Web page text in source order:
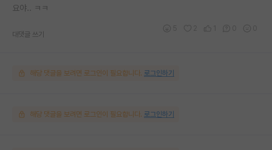
요야.. ㅋㅋ
대댓글 쓰기
해당 댓글을 보려면 로그인이 필요합니다. 로그인하기
해당 댓글을 보려면 로그인이 필요합니다. 로그인하기